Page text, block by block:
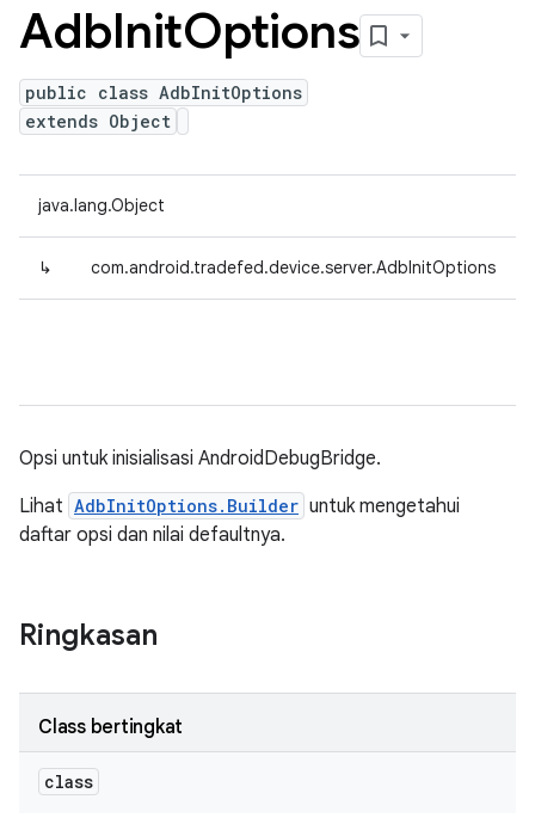
AdbInitOptions
public class AdbInitOptions
extends Object
java.lang.Object
↳ com.android.tradefed.device.server.AdbInitOptions
Opsi untuk inisialisasi AndroidDebugBridge.
Lihat AdbInitOptions.Builder untuk mengetahui
daftar opsi dan nilai defaultnya.
Ringkasan
Class bertingkat
class